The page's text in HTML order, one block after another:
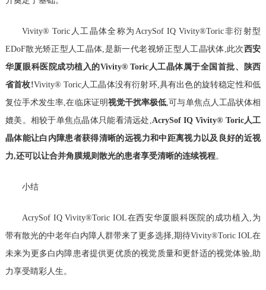
Vivity® Toric人工晶体全称为AcrySof IQ Vivity®Toric非衍射型
EDoF散光矫正型人工晶体,是新一代老视矫正型人工晶状体,此次西安
华厦眼科医院成功植入的Vivity® Toric 人工晶体属于全国首批、陕西
省首枚!Vivity® Toric人工晶体没有衍射环,具有出色的旋转稳定性和低
复位手术发生率,在临床证明视觉干扰率极低,可与单焦点人工晶状体相
媲美。相较于单焦点晶体只能看清远处,AcrySof IQ Vivity® Toric人工
晶体能让白内障患者获得清晰的远视力和中距离视力以及良好的近视
力,还可以让合并角膜规则散光的患者享受清晰的连续视程。
小结
AcrySof IQ Vivity®Toric IOL在西安华厦眼科医院的成功植入,为
带有散光的中老年白内障人群带来了更多选择,期待Vivity®Toric IOL在
未来为更多白内障患者提供更优质的视觉质量和更舒适的视觉体验,助
力享受睛彩人生。